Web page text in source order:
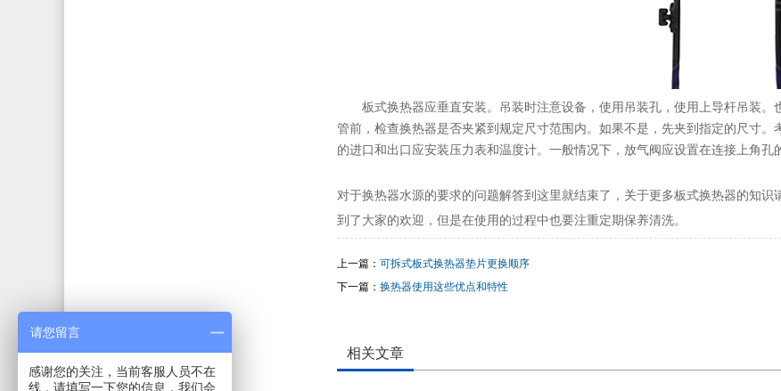
板式换热器应垂直安装。吊装时注意设备，使用吊装孔，使用上导杆吊装
管前，检查换热器是否夹紧到规定尺寸范围内。如果不是，先夹到指定的尺寸
的进口和出口应安装压力表和温度计。一般情况下，放气阀应设置在连接上角孔
对于换热器水源的要求的问题解答到这里就结束了，关于更多板式换热器的知
到了大家的欢迎，但是在使用的过程中也要注重定期保养清洗。
上一篇： 可拆式板式换热器垫片更换顺序
下一篇： 换热器使用这些优点和特性
相关文章
请您留言
感谢您的关注，当前客服人员不在
线，请填写一下您的信息，我们会